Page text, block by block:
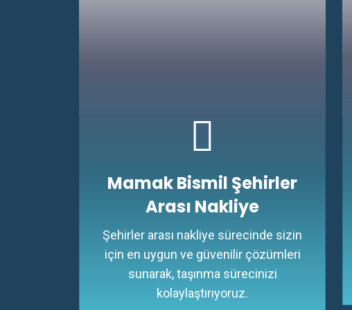
Mamak Bismil Şehirler
Arası Nakliye
Şehirler arası nakliye sürecinde sizin
için en uygun ve güvenilir çözümleri
sunarak, taşınma sürecinizi
kolaylaştırıyoruz.